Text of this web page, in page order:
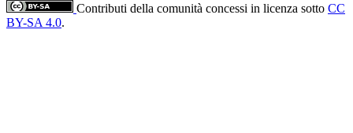
Contributi della comunità concessi in licenza sotto CC
BY-SA 4.0.